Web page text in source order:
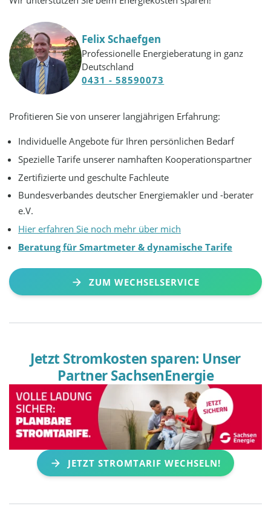
Felix Schaefgen
Professionelle Energieberatung in ganz
Deutschland
0431 - 58590073
Profitieren Sie von unserer langjährigen Erfahrung:
Individuelle Angebote für Ihren persönlichen Bedarf
Spezielle Tarife unserer namhaften Kooperationspartner
Zertifizierte und geschulte Fachleute
Bundesverbandes deutscher Energiemakler und -berater
e.V.
Hier erfahren Sie noch mehr über mich
Beratung für Smartmeter & dynamische Tarife
ZUM WECHSELSERVICE
Jetzt Stromkosten sparen: Unser
Partner SachsenEnergie
JETZT STROMTARIF WECHSELN!